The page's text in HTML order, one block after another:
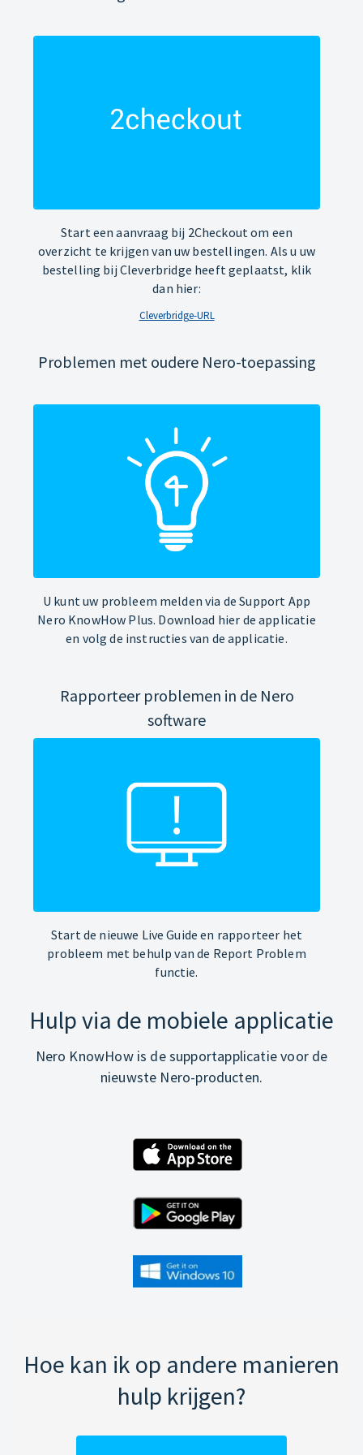
Start een aanvraag bij 2Checkout om een
overzicht te krijgen van uw bestellingen. Als u uw
bestelling bij Cleverbridge heeft geplaatst, klik
dan hier:
Cleverbridge-URL
Problemen met oudere Nero-toepassing
U kunt uw probleem melden via de Support App
Nero KnowHow Plus. Download hier de applicatie
en volg de instructies van de applicatie.
Rapporteer problemen in de Nero
software
Start de nieuwe Live Guide en rapporteer het
probleem met behulp van de Report Problem
functie.
Hulp via de mobiele applicatie
Nero KnowHow is de supportapplicatie voor de
nieuwste Nero-producten.
Hoe kan ik op andere manieren
hulp krijgen?